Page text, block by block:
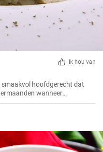
Ik hou van
smaakvol hoofdgerecht dat
wanneer
versie wordt gemaakt
handvol gehakte noten.